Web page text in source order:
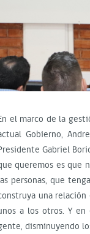
el marco de la
Gobierno,
Gabriel
queremos es que
personas, que
una relación
a los otros. Y en
disminuyendo